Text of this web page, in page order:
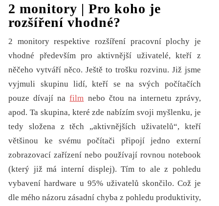
2 monitory | Pro koho je
rozšíření vhodné?
2 monitory respektive rozšíření pracovní plochy je
vhodné především pro aktivnější uživatelé, kteří z
něčeho vytváří něco. Ještě to trošku rozvinu. Již jsme
vyjmuli skupinu lidí, kteří se na svých počítačích
pouze dívají nafilm nebo čtou na internetu zprávy,
apod. Ta skupina, které zde nabízím svoji myšlenku, je
tedy složena z těch „aktivnějších uživatelů“, kteří
většinou ke svému počítači připojí jedno externí
zobrazovací zařízení nebo používají rovnou notebook
(který již má interní displej). Tím to ale z pohledu
vybavení hardware u 95% uživatelů skončilo. Což je
dle mého názoru zásadní chyba z pohledu produktivity,